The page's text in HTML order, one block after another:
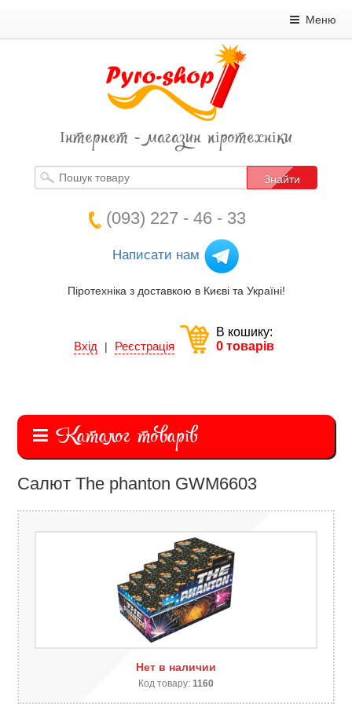
Меню
Інтернет - магазин піротехніки
Знайти
(093) 227 - 46 - 33
Написати нам
Піротехніка з доставкою в Києві та Україні!
Вхід | Реєстрація
В кошику:
0 товарів
Каталог товарів
Салют The phanton GWM6603
Нет в наличии
Код товару: 1160